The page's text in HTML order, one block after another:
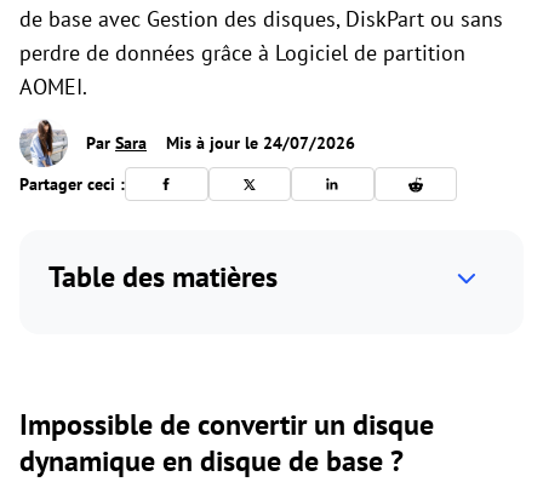
de base avec Gestion des disques, DiskPart ou sans
perdre de données grâce à Logiciel de partition
AOMEI.
Par Sara
Mis à jour le 24/07/2026
Partager ceci :
Table des matières
Impossible de convertir un disque
dynamique en disque de base ?